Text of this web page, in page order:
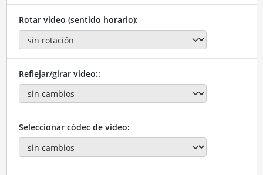
Rotar video (sentido horario):
Reflejar/girar video::
Seleccionar códec de video: